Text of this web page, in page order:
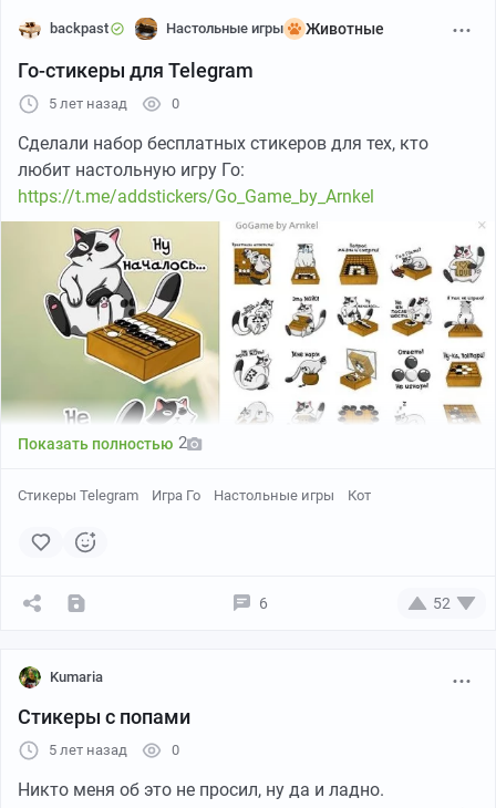
backpast Настольные игры Животные
Го-стикеры для Telegram
5 лет назад 0
Сделали набор бесплатных стикеров для тех, кто
любит настольную игру Го:
https://t.me/addstickers/Go_Game_by_Arnkel
сама очень неплохо играет в Го и регулярно
Показать полностью 2
Стикеры Telegram Игра Го Настольные игры Кот
6 52
Kumaria
Стикеры с попами
5 лет назад 0
Никто меня об это не просил, ну да и ладно.